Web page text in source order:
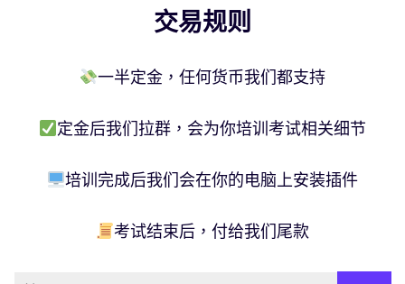
交易规则
一半定金，任何货币我们都支持
定金后我们拉群，会为你培训考试相关细节
培训完成后我们会在你的电脑上安装插件
考试结束后，付给我们尾款